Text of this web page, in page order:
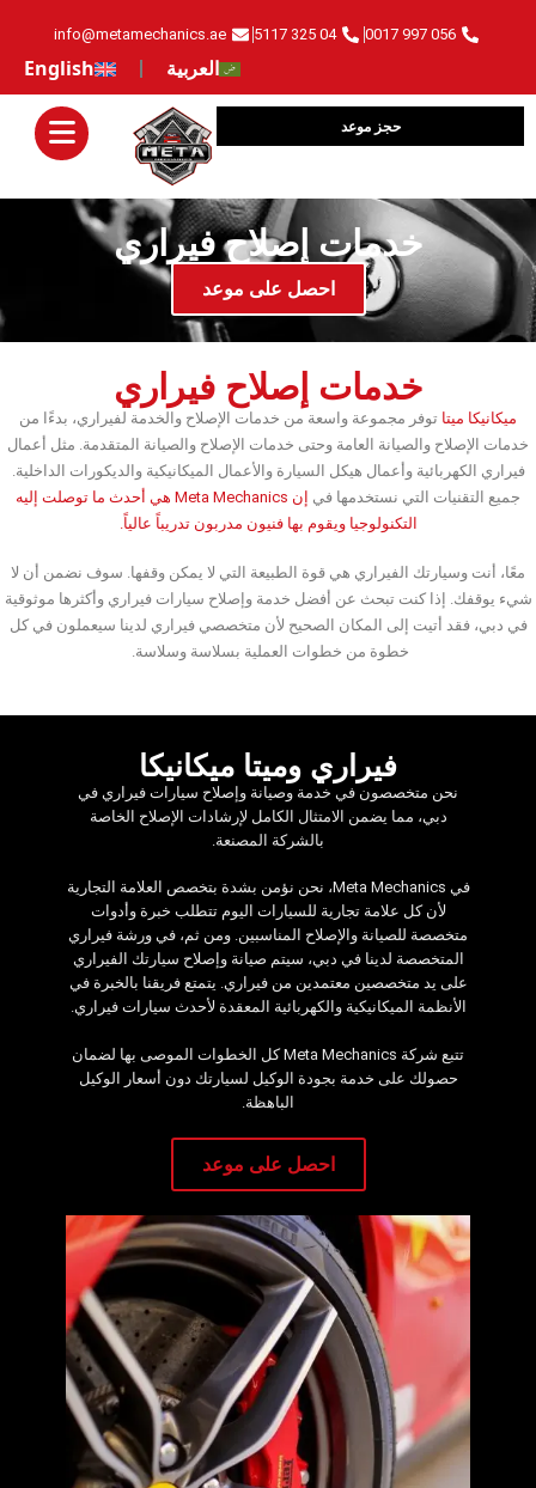
056 997 0017
04 325 5117
info@metamechanics.ae
العربية English
حجز موعد
خدمات إصلاح فيراري
‏احصل على موعد‏
خدمات إصلاح فيراري
ميكانيكا ميتا توفر مجموعة واسعة من خدمات الإصلاح والخدمة لفيراري، بدءًا من
خدمات الإصلاح والصيانة العامة وحتى خدمات الإصلاح والصيانة المتقدمة. مثل أعمال
فيراري الكهربائية وأعمال هيكل السيارة والأعمال الميكانيكية والديكورات الداخلية.
جميع التقنيات التي نستخدمها في
إن Meta Mechanics هي أحدث ما توصلت إليه
التكنولوجيا ويقوم بها فنيون مدربون تدريباً عالياً.
معًا، أنت وسيارتك الفيراري هي قوة الطبيعة التي لا يمكن وقفها. سوف نضمن أن لا
شيء يوقفك. إذا كنت تبحث عن أفضل خدمة وإصلاح سيارات فيراري وأكثرها موثوقية
في دبي، فقد أتيت إلى المكان الصحيح لأن متخصصي فيراري لدينا سيعملون في كل
خطوة من خطوات العملية بسلاسة وسلاسة.
فيراري وميتا ميكانيكا
نحن متخصصون في خدمة وصيانة وإصلاح سيارات فيراري في
دبي، مما يضمن الامتثال الكامل لإرشادات الإصلاح الخاصة
بالشركة المصنعة.
في Meta Mechanics، نحن نؤمن بشدة بتخصص العلامة التجارية
لأن كل علامة تجارية للسيارات اليوم تتطلب خبرة وأدوات
متخصصة للصيانة والإصلاح المناسبين. ومن ثم، في ورشة فيراري
المتخصصة لدينا في دبي، سيتم صيانة وإصلاح سيارتك الفيراري
على يد متخصصين معتمدين من فيراري. يتمتع فريقنا بالخبرة في
الأنظمة الميكانيكية والكهربائية المعقدة لأحدث سيارات فيراري.
تتبع شركة Meta Mechanics كل الخطوات الموصى بها لضمان
حصولك على خدمة بجودة الوكيل لسيارتك دون أسعار الوكيل
الباهظة.
‏احصل على موعد‏